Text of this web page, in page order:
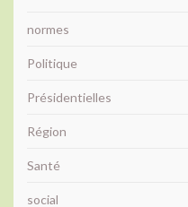
normes
Politique
Présidentielles
Région
Santé
social